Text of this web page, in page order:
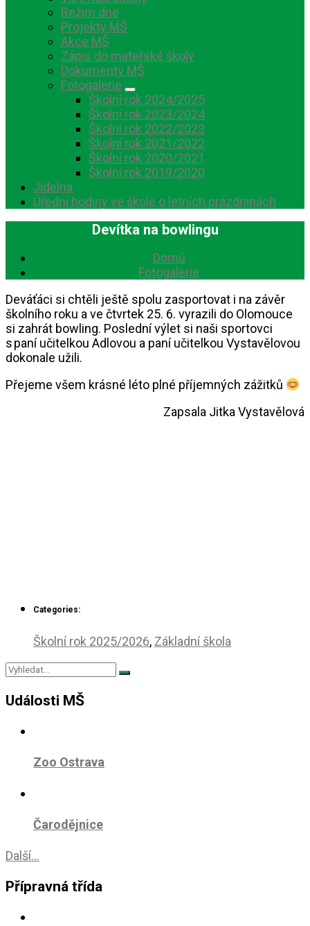
Režim dne
Projekty MŠ
Akce MŠ
Zápis do mateřské školy
Dokumenty MŠ
Fotogalerie
Školní rok 2024/2025
Školní rok 2023/2024
Školní rok 2022/2023
Školní rok 2021/2022
Školní rok 2020/2021
Školní rok 2019/2020
Jídelna
Úřední hodiny ve škole o letních prázdninách
Devítka na bowlingu
Domů
Fotogalerie
Deváťáci si chtěli ještě spolu zasportovat i na závěr
školního roku a ve čtvrtek 25. 6. vyrazili do Olomouce
si zahrát bowling. Poslední výlet si naši sportovci
s paní učitelkou Adlovou a paní učitelkou Vystavělovou
dokonale užili.
Přejeme všem krásné léto plné příjemných zážitků
Zapsala Jitka Vystavělová
Categories:
Školní rok 2025/2026, Základní škola
Události MŠ
Zoo Ostrava
Čarodějnice
Další...
Přípravná třída